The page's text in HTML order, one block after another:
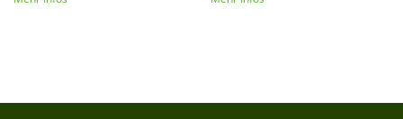
von 5
von 5